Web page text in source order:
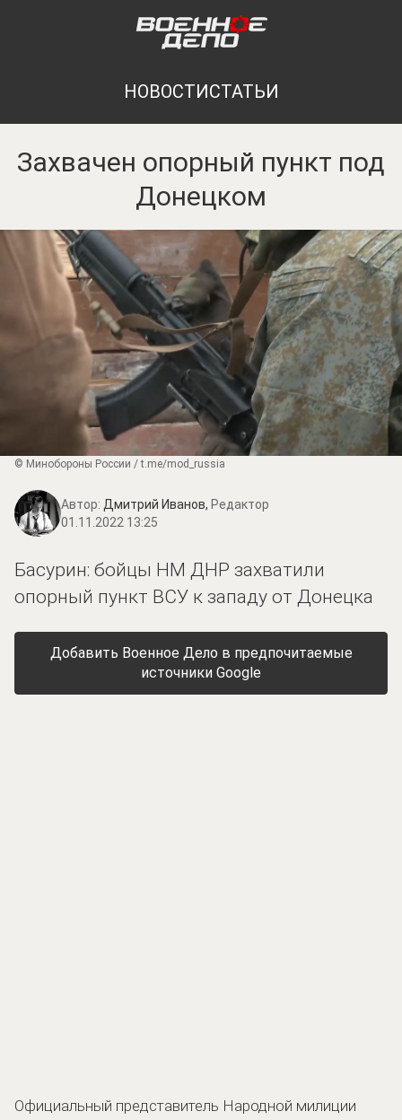
НОВОСТИСТАТЬИ
Захвачен опорный пункт под
Донецком
© Минобороны России / t.me/mod_russia
Автор: Дмитрий Иванов, Редактор
01.11.2022 13:25
Басурин: бойцы НМ ДНР захватили
опорный пункт ВСУ к западу от Донецка
Добавить Военное Дело в предпочитаемые
источники Google
Официальный представитель Народной милиции